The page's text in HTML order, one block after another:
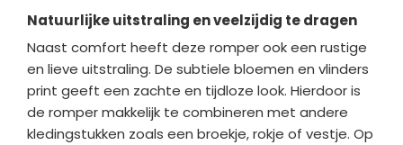
Natuurlijke uitstraling en veelzijdig te dragen
Naast comfort heeft deze romper ook een rustige
en lieve uitstraling. De subtiele bloemen en vlinders
print geeft een zachte en tijdloze look. Hierdoor is
de romper makkelijk te combineren met andere
kledingstukken zoals een broekje, rokje of vestje. Op